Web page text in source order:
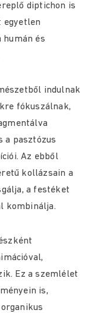
diptichon is
egyetlen
humán és
indulnak
fókuszálnak,
a pasztózus
Az ebből
kollázsain a
a festéket
kombinálja.
Ez a szemlélet
is,